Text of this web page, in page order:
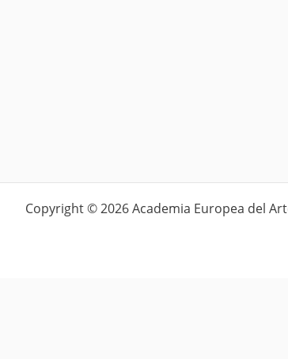
Copyright © 2026 Academia Europea del